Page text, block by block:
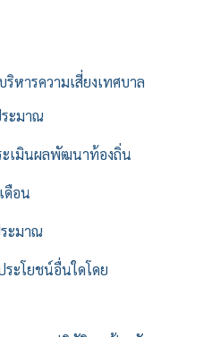
หารความเสี่ยงเทศบาล
ระมาณ
ะเมินผลพัฒนาท้องถิ่น
ดือน
ะมาณ
ะโยชน์อื่นใดโดย